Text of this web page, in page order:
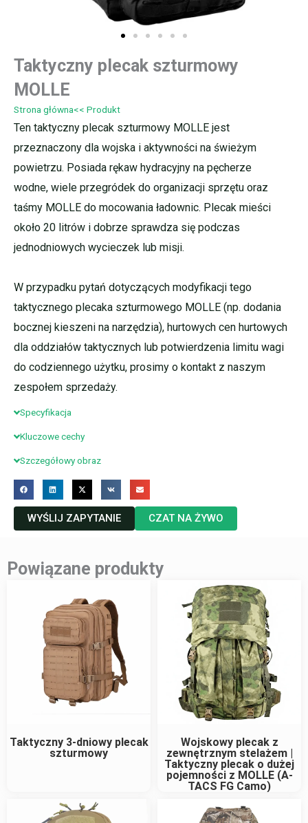
Taktyczny plecak szturmowy
MOLLE
Strona główna<< Produkt
Ten taktyczny plecak szturmowy MOLLE jest
przeznaczony dla wojska i aktywności na świeżym
powietrzu. Posiada rękaw hydracyjny na pęcherze
wodne, wiele przegródek do organizacji sprzętu oraz
taśmy MOLLE do mocowania ładownic. Plecak mieści
około 20 litrów i dobrze sprawdza się podczas
jednodniowych wycieczek lub misji.
W przypadku pytań dotyczących modyfikacji tego
taktycznego plecaka szturmowego MOLLE (np. dodania
bocznej kieszeni na narzędzia), hurtowych cen hurtowych
dla oddziałów taktycznych lub potwierdzenia limitu wagi
do codziennego użytku, prosimy o kontakt z naszym
zespołem sprzedaży.
Specyfikacja
Kluczowe cechy
Szczegółowy obraz
WYŚLIJ ZAPYTANIE CZAT NA ŻYWO
Powiązane produkty
Taktyczny 3-dniowy plecak
szturmowy
Wojskowy plecak z
zewnętrznym stelażem |
Taktyczny plecak o dużej
pojemności z MOLLE (A-
TACS FG Camo)